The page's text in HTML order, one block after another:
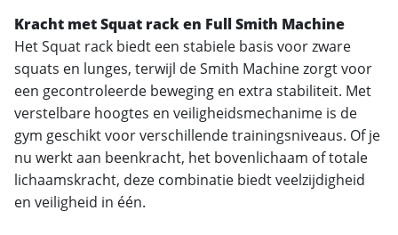
Kracht met Squat rack en Full Smith Machine
Het Squat rack biedt een stabiele basis voor zware
squats en lunges, terwijl de Smith Machine zorgt voor
een gecontroleerde beweging en extra stabiliteit. Met
verstelbare hoogtes en veiligheidsmechanime is de
gym geschikt voor verschillende trainingsniveaus. Of je
nu werkt aan beenkracht, het bovenlichaam of totale
lichaamskracht, deze combinatie biedt veelzijdigheid
en veiligheid in één.